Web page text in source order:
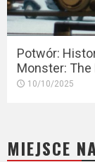
Potwór:
Monster: The
10/10/2025
MIEJSCE